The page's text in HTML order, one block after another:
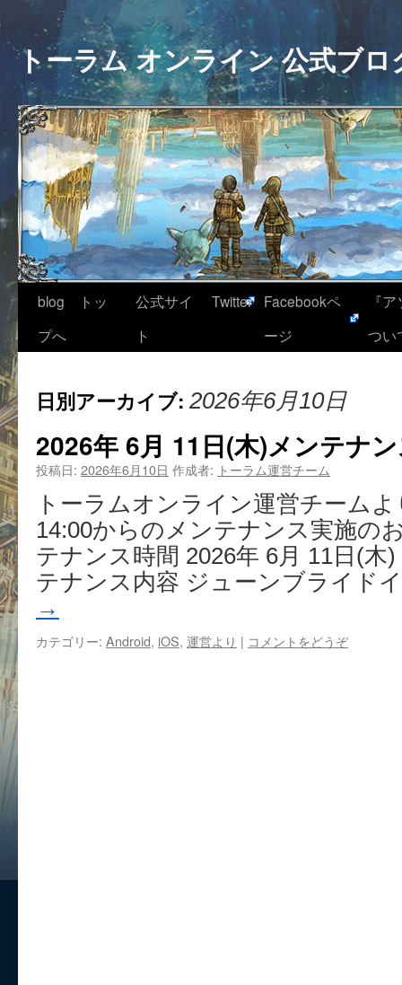
トーラム オンライン 公式ブロ
blog トッ
プへ
公式サイ
ト
Twitter
Facebookペ
ージ
『
つい
日別アーカイブ: 2026年6月10日
2026年 6月 11日(木)メンテナ
投稿日: 2026年6月10日 作成者: トーラム運営チーム
トーラムオンライン運営チーム
14:00からのメンテナンス実施の
テナンス時間 2026年 6月 11日(木
テナンス内容 ジューンブライド
→
カテゴリー: Android, iOS, 運営より | コメントをどうぞ